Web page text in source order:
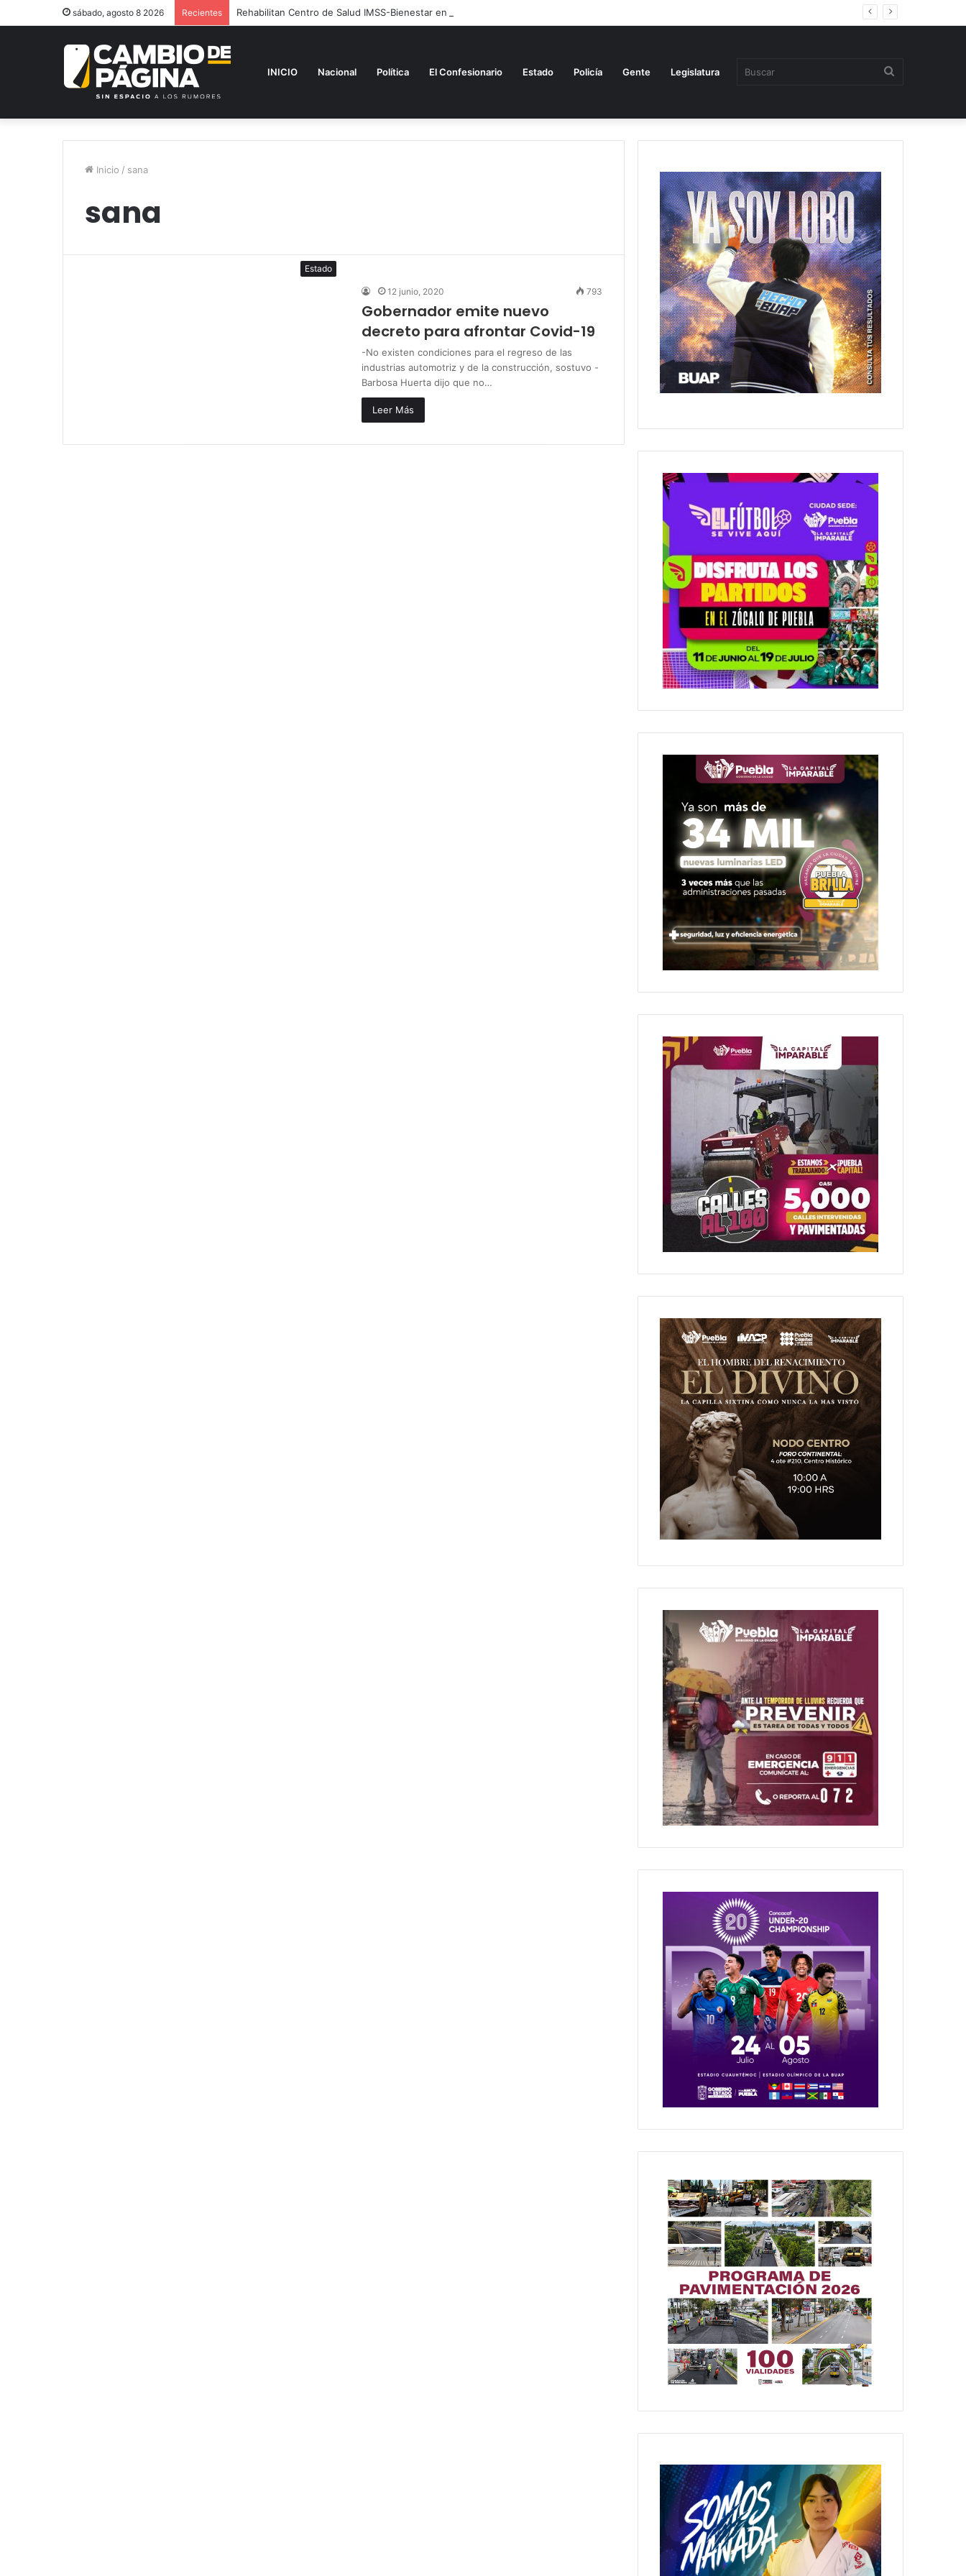
sábado, agosto 8 2026 Recientes Rehabilitan Centro de Salud IMSS-Bienestar en Huatlatlauca
INICIO Nacional Política El Confesionario Estado Policía Gente Legislatura
Inicio / sana
sana
Estado
12 junio, 2020 793
Gobernador emite nuevo
decreto para afrontar Covid-19
-No existen condiciones para el regreso de las
industrias automotriz y de la construcción, sostuvo -
Barbosa Huerta dijo que no…
Leer Más